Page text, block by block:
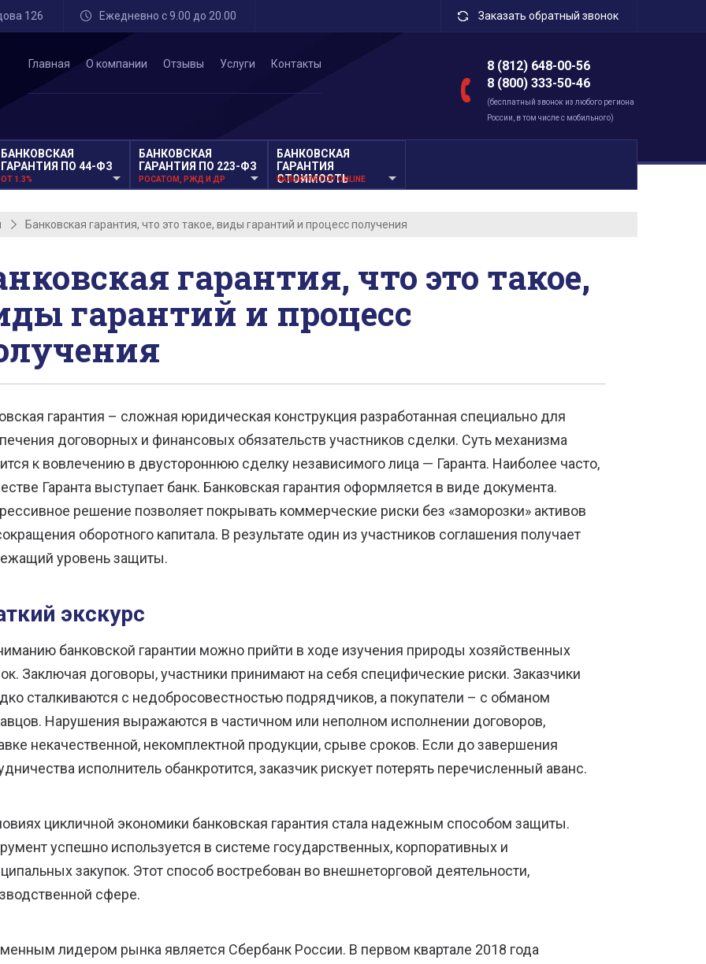
Заказать обратный звонок
126 Ежедневно с 9.00 до 20.00
8 (812) 648-00-56
8 (800) 333-50-46
(бесплатный звонок из любого региона
России, в том числе с мобильного)
Главная О компании Отзывы Услуги Контакты
БАНКОВСКАЯ
ГАРАНТИЯ ПО 44-ФЗ
ОТ 1.3%
БАНКОВСКАЯ
ГАРАНТИЯ ПО 223-ФЗ
РОСАТОМ, РЖД И ДР
БАНКОВСКАЯ
ГАРАНТИЯ
СТОИМОСТЬ
КАЛЬКУЛЯТОР ONLINE
Банковская гарантия, что это такое, виды гарантий и процесс получения
гарантия, что это такое,
гарантий и процесс
гарантия – сложная юридическая конструкция разработанная специально для
договорных и финансовых обязательств участников сделки. Суть механизма
к вовлечению в двустороннюю сделку независимого лица — Гаранта. Наиболее часто,
Гаранта выступает банк. Банковская гарантия оформляется в виде документа.
решение позволяет покрывать коммерческие риски без «заморозки» активов
оборотного капитала. В результате один из участников соглашения получает
уровень защиты.
экскурс
банковской гарантии можно прийти в ходе изучения природы хозяйственных
Заключая договоры, участники принимают на себя специфические риски. Заказчики
сталкиваются с недобросовестностью подрядчиков, а покупатели – с обманом
Нарушения выражаются в частичном или неполном исполнении договоров,
некачественной, некомплектной продукции, срыве сроков. Если до завершения
исполнитель обанкротится, заказчик рискует потерять перечисленный аванс.
цикличной экономики банковская гарантия стала надежным способом защиты.
успешно используется в системе государственных, корпоративных и
закупок. Этот способ востребован во внешнеторговой деятельности,
сфере.
лидером рынка является Сбербанк России. В первом квартале 2018 года